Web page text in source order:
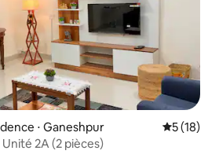
⋅ Ganeshpur
5 (18)
2A (2 pièces)